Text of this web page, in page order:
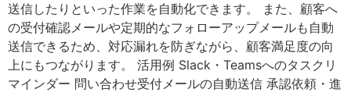
送信したりといった作業を自動化できます。 また、顧客へ
の受付確認メールや定期的なフォローアップメールも自動
送信できるため、対応漏れを防ぎながら、顧客満足度の向
上にもつながります。 活用例 Slack・Teamsへのタスクリ
マインダー 問い合わせ受付メールの自動送信 承認依頼・進